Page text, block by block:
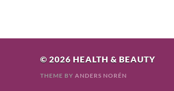
© 2026 HEALTH & BEAUTY
THEME BY ANDERS NORÉN